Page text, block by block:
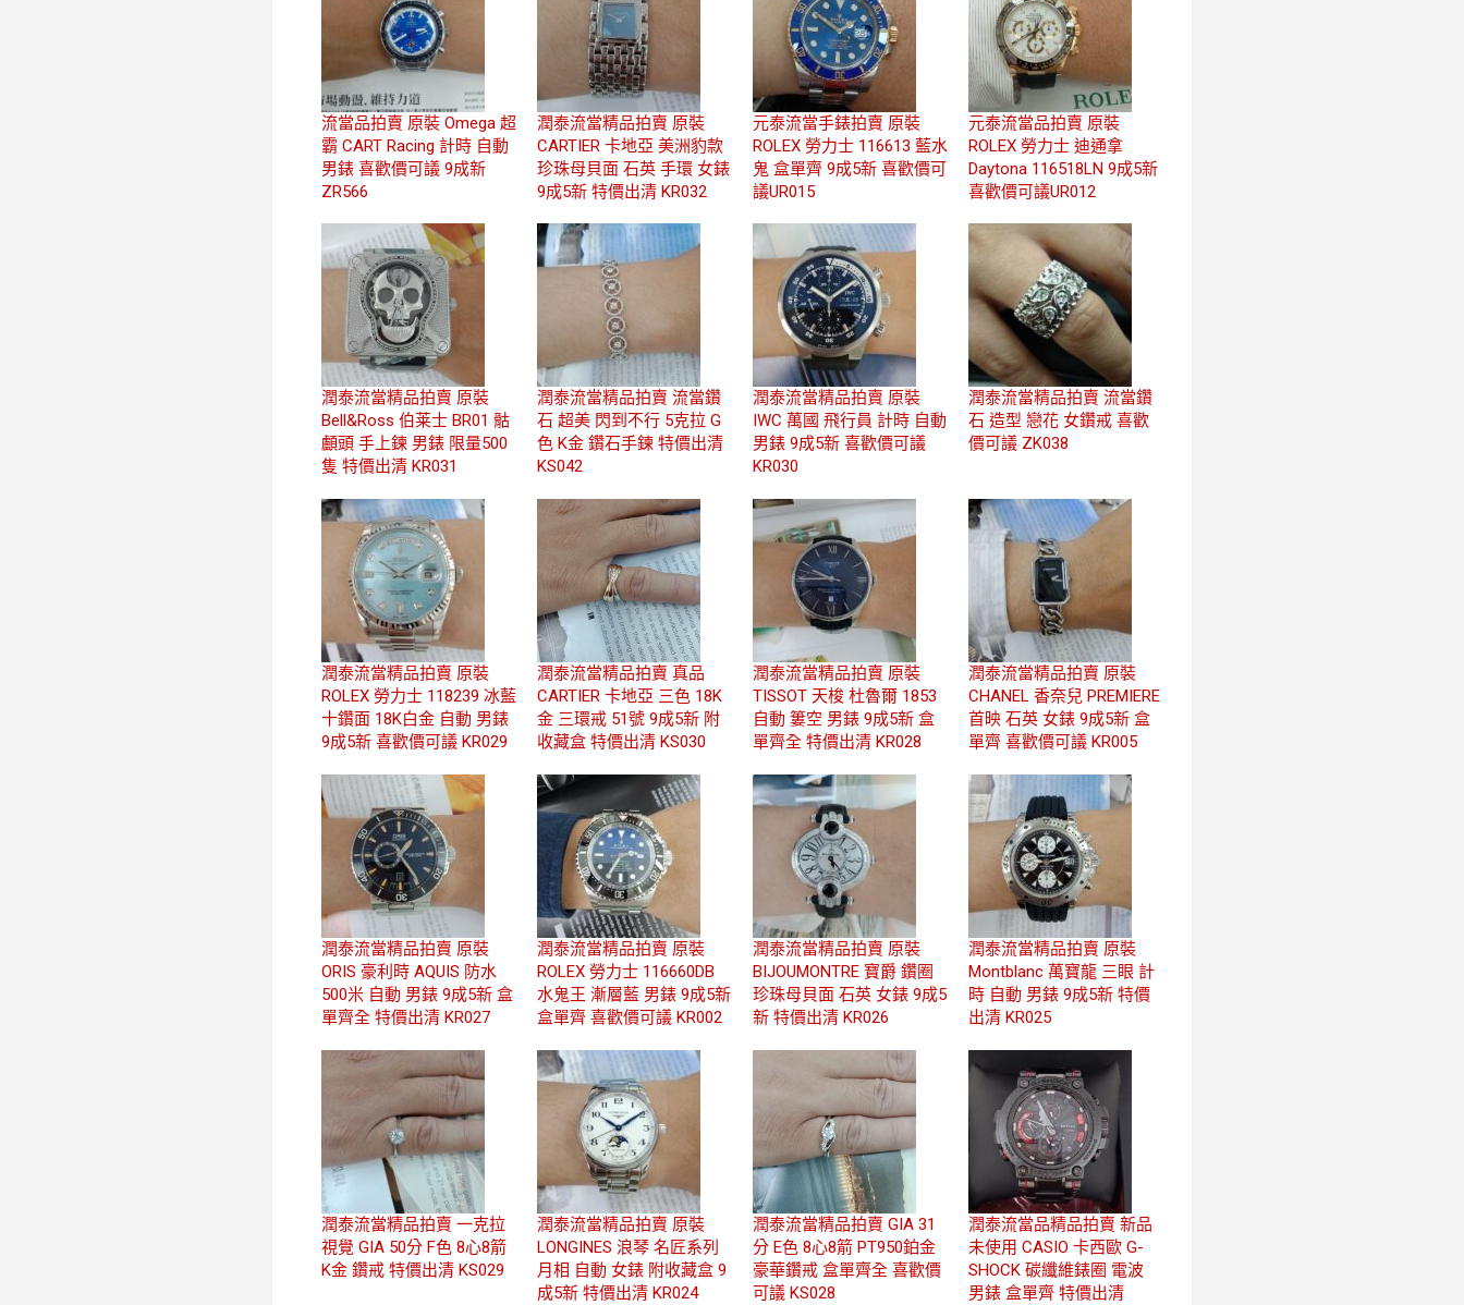
流當品拍賣 原裝 Omega 超
霸 CART Racing 計時 自動
男錶 喜歡價可議 9成新
ZR566
潤泰流當精品拍賣 原裝
CARTIER 卡地亞 美洲豹款
珍珠母貝面 石英 手環 女錶
9成5新 特價出清 KR032
元泰流當手錶拍賣 原裝
ROLEX 勞力士 116613 藍水
鬼 盒單齊 9成5新 喜歡價可
議UR015
元泰流當品拍賣 原裝
ROLEX 勞力士 迪通拿
Daytona 116518LN 9成5新
喜歡價可議UR012
潤泰流當精品拍賣 原裝
Bell&Ross 伯莱士 BR01 骷
顱頭 手上鍊 男錶 限量500
隻 特價出清 KR031
潤泰流當精品拍賣 流當鑽
石 超美 閃到不行 5克拉 G
色 K金 鑽石手鍊 特價出清
KS042
潤泰流當精品拍賣 原裝
IWC 萬國 飛行員 計時 自動
男錶 9成5新 喜歡價可議
KR030
潤泰流當精品拍賣 流當鑽
石 造型 戀花 女鑽戒 喜歡
價可議 ZK038
潤泰流當精品拍賣 原裝
ROLEX 勞力士 118239 冰藍
十鑽面 18K白金 自動 男錶
9成5新 喜歡價可議 KR029
潤泰流當精品拍賣 真品
CARTIER 卡地亞 三色 18K
金 三環戒 51號 9成5新 附
收藏盒 特價出清 KS030
潤泰流當精品拍賣 原裝
TISSOT 天梭 杜魯爾 1853
自動 簍空 男錶 9成5新 盒
單齊全 特價出清 KR028
潤泰流當精品拍賣 原裝
CHANEL 香奈兒 PREMIERE
首映 石英 女錶 9成5新 盒
單齊 喜歡價可議 KR005
潤泰流當精品拍賣 原裝
ORIS 豪利時 AQUIS 防水
500米 自動 男錶 9成5新 盒
單齊全 特價出清 KR027
潤泰流當精品拍賣 原裝
ROLEX 勞力士 116660DB
水鬼王 漸層藍 男錶 9成5新
盒單齊 喜歡價可議 KR002
潤泰流當精品拍賣 原裝
BIJOUMONTRE 寶爵 鑽圈
珍珠母貝面 石英 女錶 9成5
新 特價出清 KR026
潤泰流當精品拍賣 原裝
Montblanc 萬寶龍 三眼 計
時 自動 男錶 9成5新 特價
出清 KR025
潤泰流當精品拍賣 一克拉
視覺 GIA 50分 F色 8心8箭
K金 鑽戒 特價出清 KS029
潤泰流當精品拍賣 原裝
LONGINES 浪琴 名匠系列
月相 自動 女錶 附收藏盒 9
成5新 特價出清 KR024
潤泰流當精品拍賣 GIA 31
分 E色 8心8箭 PT950鉑金
豪華鑽戒 盒單齊全 喜歡價
可議 KS028
潤泰流當品精品拍賣 新品
未使用 CASIO 卡西歐 G-
SHOCK 碳纖維錶圈 電波
男錶 盒單齊 特價出清